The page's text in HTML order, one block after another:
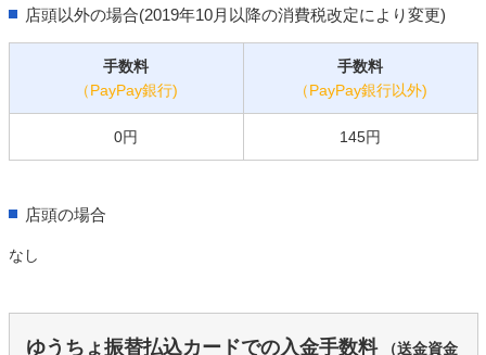
店頭以外の場合(2019年10月以降の消費税改定により変更)
手数料
（PayPay銀行)
手数料
（PayPay銀行以外)
0円 145円
店頭の場合
なし
ゆうちょ振替払込カードでの入金手数料（送金資金